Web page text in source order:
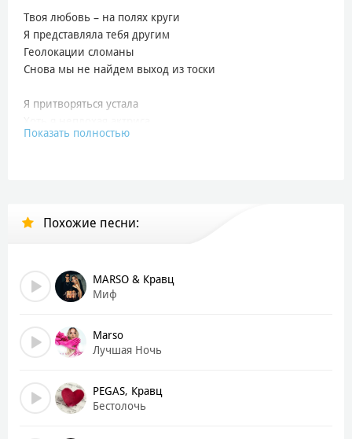
Твоя любовь – на полях круги
Я представляла тебя другим
Геолокации сломаны
Снова мы не найдем выход из тоски
Я притворяться устала
Обожать тебя искренне
Ты долюбил и просто закрыл
А что со мной?
Это словно для сердца моего кардио
Что это было и чего ради?
Девки, он не такой, как все, он другой
Но доносилась с нашей комнаты ругань и ругань по
Показать полностью
Похожие песни:
MARSO & Кравц
Миф
Marso
Лучшая Ночь
PEGAS, Кравц
Бестолочь